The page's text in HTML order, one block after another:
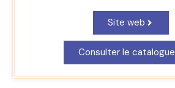
Site web
Consulter le catalogue